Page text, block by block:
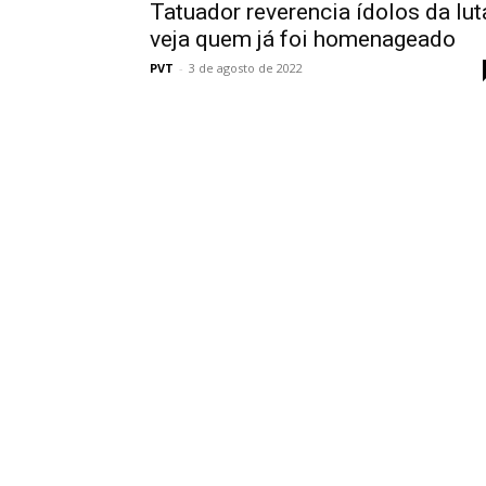
Tatuador reverencia ídolos da
veja quem já foi homenageado
PVT - 3 de agosto de 2022